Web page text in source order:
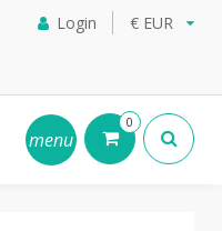
Login € EUR
menu
0